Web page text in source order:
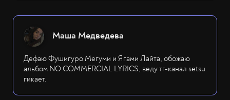
Маша Медведева
Дефаю Фушигуро Мегуми и Ягами Лайта, обожаю
альбом NO COMMERCIAL LYRICS, веду тг-канал setsu
гикает.